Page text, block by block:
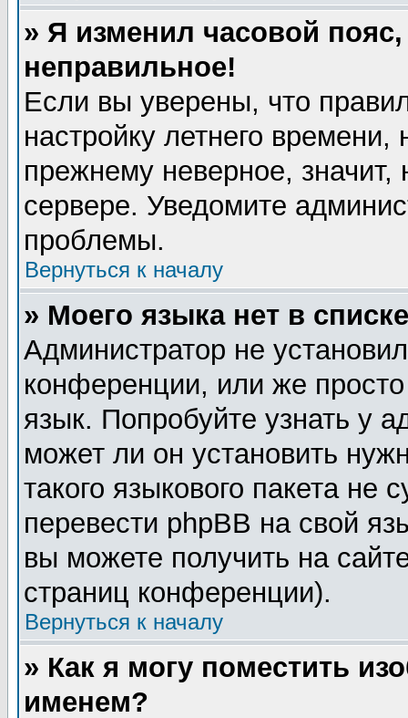
» Я изменил часовой
неправильное!
Если вы уверены, что
настройку летнего
прежнему неверное,
сервере. Уведомите
проблемы.
Вернуться к началу
» Моего языка нет в
Администратор не
конференции, или же
язык. Попробуйте узнать у
может ли он установить
такого языкового пакета не
перевести phpBB на свой
вы можете получить на
страниц конференции).
Вернуться к началу
» Как я могу поместить
именем?